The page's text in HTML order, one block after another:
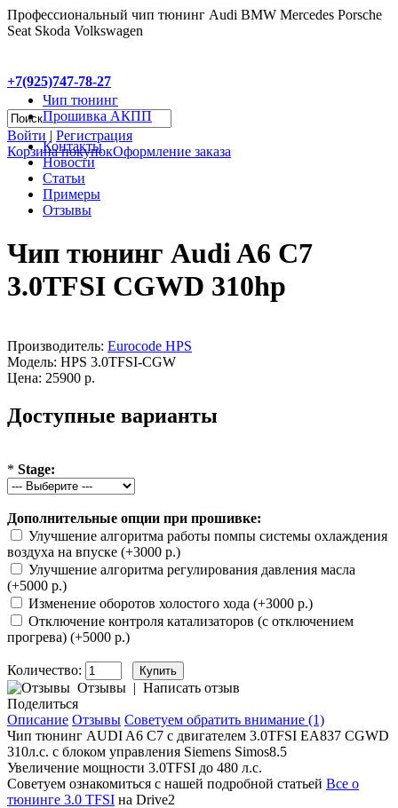
Профессиональный чип тюнинг Audi BMW Mercedes Porsche
Seat Skoda Volkswagen
+7(925)747-78-27
Войти | Регистрация
Корзина покупокОформление заказа
Чип тюнинг
Прошивка АКПП
Контакты
Новости
Статьи
Примеры
Отзывы
Чип тюнинг Audi A6 C7
3.0TFSI CGWD 310hp
Производитель: Eurocode HPS
Модель: HPS 3.0TFSI-CGW
Цена: 25900 р.
Доступные варианты
* Stage:
Дополнительные опции при прошивке:
Улучшение алгоритма работы помпы системы охлаждения
воздуха на впуске (+3000 р.)
Улучшение алгоритма регулирования давления масла
(+5000 р.)
Изменение оборотов холостого хода (+3000 р.)
Отключение контроля катализаторов (с отключением
прогрева) (+5000 р.)
Количество:
Отзывы | Написать отзыв
Поделиться
Описание Отзывы Советуем обратить внимание (1)
Чип тюнинг AUDI A6 C7 с двигателем 3.0TFSI EA837 CGWD
310л.с. с блоком управления Siemens Simos8.5
Увеличение мощности 3.0TFSI до 480 л.с.
Советуем ознакомиться с нашей подробной статьей Все о
тюнинге 3.0 TFSI на Drive2